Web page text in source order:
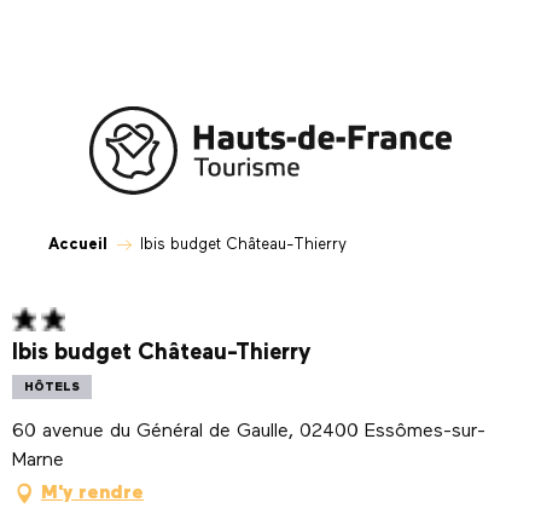
Accueil Ibis budget Château-Thierry
Ibis budget Château-Thierry
HÔTELS
60 avenue du Général de Gaulle, 02400 Essômes-sur-
Marne
M'y rendre